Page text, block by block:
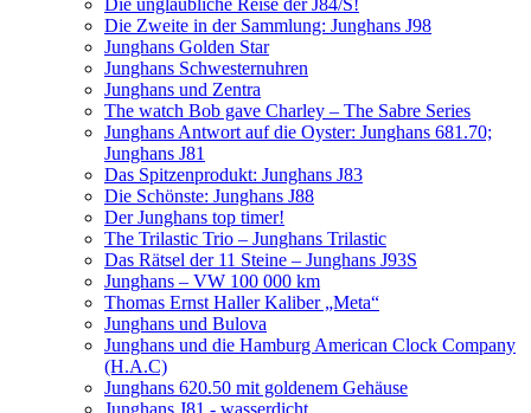
Die unglaubliche Reise der J84/S!
Die Zweite in der Sammlung: Junghans J98
Junghans Golden Star
Junghans Schwesternuhren
Junghans und Zentra
The watch Bob gave Charley – The Sabre Series
Junghans Antwort auf die Oyster: Junghans 681.70;
Junghans J81
Das Spitzenprodukt: Junghans J83
Die Schönste: Junghans J88
Der Junghans top timer!
The Trilastic Trio – Junghans Trilastic
Das Rätsel der 11 Steine – Junghans J93S
Junghans – VW 100 000 km
Thomas Ernst Haller Kaliber „Meta“
Junghans und Bulova
Junghans und die Hamburg American Clock Company
(H.A.C)
Junghans 620.50 mit goldenem Gehäuse
Junghans J81 - wasserdicht